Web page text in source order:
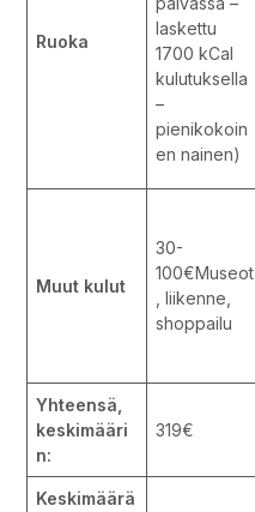
Ruoka
laskettu
1700 kCal
kulutuksella
–
pienikokoin
en nainen)
Muut kulut
30-
100€Museot
, liikenne,
shoppailu
Yhteensä,
keskimääri
n:
319€
Keskimäärä